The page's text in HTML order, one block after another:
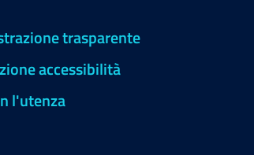
trasparente
accessibilità
l'utenza